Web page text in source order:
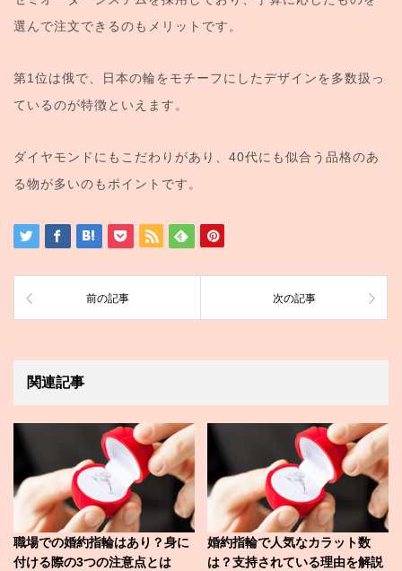
選んで注文できるのもメリットです。
第1位は俄で、日本の輪をモチーフにしたデザインを多数扱っ
ているのが特徴といえます。
ダイヤモンドにもこだわりがあり、40代にも似合う品格のあ
る物が多いのもポイントです。
前の記事 次の記事
関連記事
職場での婚約指輪はあり？身に
付ける際の3つの注意点とは
婚約指輪で人気なカラット数
は？支持されている理由を解説